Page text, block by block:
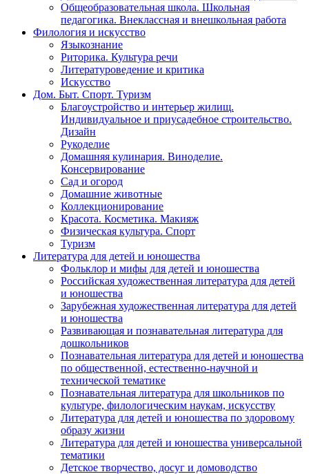
Общеобразовательная школа. Школьная
педагогика. Внеклассная и внешкольная работа
Филология и искусство
Языкознание
Риторика. Культура речи
Литературоведение и критика
Искусство
Дом. Быт. Спорт. Туризм
Благоустройство и интерьер жилищ.
Индивидуальное и приусадебное строительство.
Дизайн
Рукоделие
Домашняя кулинария. Виноделие.
Консервирование
Сад и огород
Домашние животные
Коллекционирование
Красота. Косметика. Макияж
Физическая культура. Спорт
Туризм
Литература для детей и юношества
Фольклор и мифы для детей и юношества
Российская художественная литература для детей
и юношества
Зарубежная художественная литература для детей
и юношества
Развивающая и познавательная литература для
дошкольников
Познавательная литература для детей и юношества
по общественной, естественно-научной и
технической тематике
Познавательная литература для школьников по
культуре, филологическим наукам, искусству
Литература для детей и юношества по здоровому
образу жизни
Литература для детей и юношества универсальной
тематики
Детское творчество, досуг и домоводство